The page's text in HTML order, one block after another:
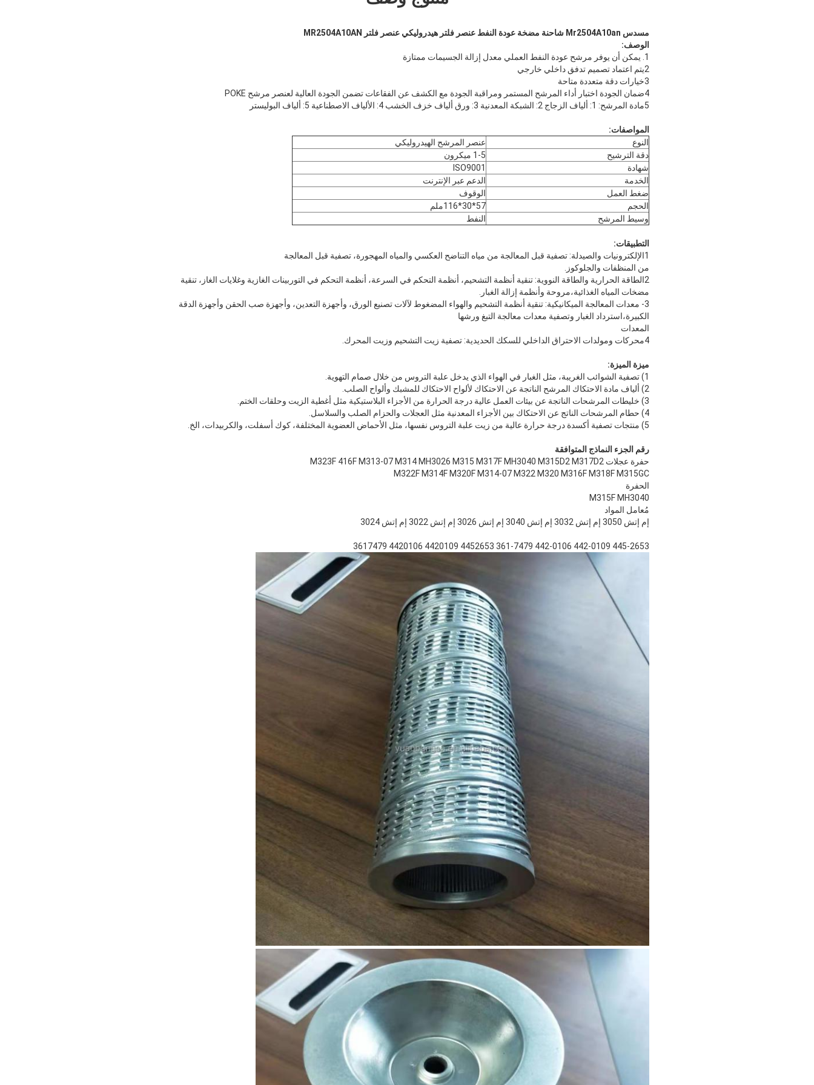
إرسال
مسدس Mr2504A10an شاحنة مضخة عودة النفط عنصر فلتر هيدروليكي عنصر فلتر MR2504A10AN
الوصف:
1. يمكن أن يوفر مرشح عودة النفط العملي معدل إزالة الجسيمات ممتازة
2يتم اعتماد تصميم تدفق داخلي خارجي
3خيارات دقة متعددة متاحة
4ضمان الجودة اختبار أداء المرشح المستمر ومراقبة الجودة مع الكشف عن الفقاعات تضمن الجودة العالية لعنصر مرشح POKE
5مادة المرشح: 1: ألياف الزجاج 2: الشبكة المعدنية 3: ورق ألياف خزف الخشب 4: الألياف الاصطناعية 5: ألياف البوليستر
المواصفات:
النوع
عنصر المرشح الهيدروليكي
دقة الترشيح
1-5 ميكرون
شهادة
ISO9001
الخدمة
الدعم عبر الإنترنت
ضغط العمل
الوقوف
الحجم
57*30*116ملم
وسيط المرشح
النفط
التطبيقات:
1الإلكترونيات والصيدلة: تصفية قبل المعالجة من مياه التناضح العكسي والمياه المهجورة، تصفية قبل المعالجة
من المنظفات والجلوكوز.
2الطاقة الحرارية والطاقة النووية: تنقية أنظمة التشحيم، أنظمة التحكم في السرعة، أنظمة التحكم في التوربينات الغازية وغلايات الغاز، تنقية
مضخات المياه الغذائية،مروحة وأنظمة إزالة الغبار.
3- معدات المعالجة الميكانيكية: تنقية أنظمة التشحيم والهواء المضغوط لآلات تصنيع الورق، وأجهزة التعدين، وأجهزة صب الحقن وأجهزة الدقة
الكبيرة،استرداد الغبار وتصفية معدات معالجة التبغ ورشها
المعدات
4محركات ومولدات الاحتراق الداخلي للسكك الحديدية: تصفية زيت التشحيم وزيت المحرك.
ميزة الميزة:
1) تصفية الشوائب الغريبة، مثل الغبار في الهواء الذي يدخل علبة التروس من خلال صمام التهوية.
2) ألياف مادة الاحتكاك المرشح الناتجة عن الاحتكاك لألواح الاحتكاك للمشبك وألواح الصلب.
3) خليطات المرشحات الناتجة عن بيئات العمل عالية درجة الحرارة من الأجزاء البلاستيكية مثل أغطية الزيت وحلقات الختم.
4) حطام المرشحات الناتج عن الاحتكاك بين الأجزاء المعدنية مثل العجلات والحزام الصلب والسلاسل.
5) منتجات تصفية أكسدة درجة حرارة عالية من زيت علبة التروس نفسها، مثل الأحماض العضوية المختلفة، كوك أسفلت، والكربيدات، الخ.
رقم الجزء النماذج المتوافقة
حفرة عجلات M323F 416F M313-07 M314 MH3026 M315 M317F MH3040 M315D2 M317D2
M322F M314F M320F M314-07 M322 M320 M316F M318F M315GC
الحفرة
M315F MH3040
مُعامل المواد
إم إتش 3050 إم إتش 3032 إم إتش 3040 إم إتش 3026 إم إتش 3022 إم إتش 3024
445-2653 442-0109 442-0106 361-7479 4452653 4420109 4420106 3617479